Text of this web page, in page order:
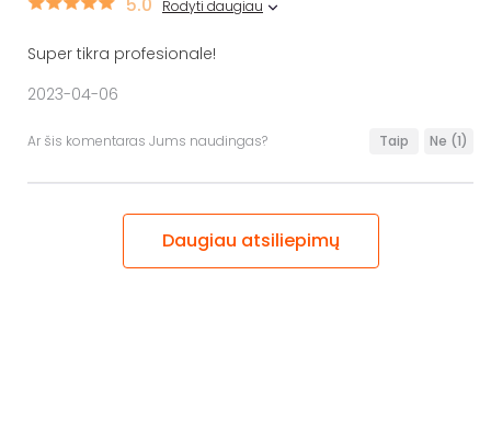
5.0 Rodyti daugiau
Super tikra profesionale!
2023-04-06
Ar šis komentaras Jums naudingas? Taip Ne (1)
Daugiau atsiliepimų